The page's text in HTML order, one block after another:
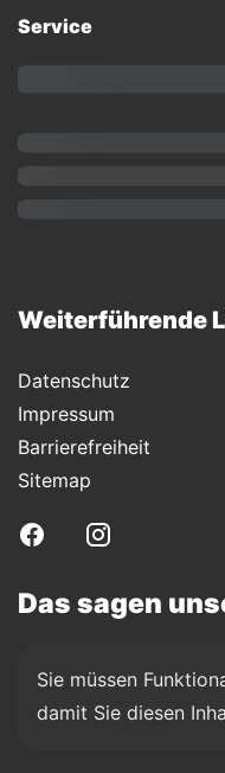
Service
Weiterführende
Datenschutz
Impressum
Barrierefreiheit
Sitemap
Das sagen
Sie müssen
damit Sie diesen